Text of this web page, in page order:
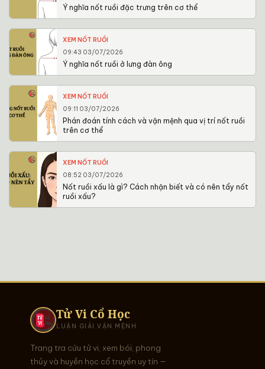
Ý nghĩa nốt ruồi đặc trưng trên cơ thể
XEM NỐT RUỒI
09:43 03/07/2026
Ý nghĩa nốt ruồi ở lưng đàn ông
XEM NỐT RUỒI
09:11 03/07/2026
Phán đoán tính cách và vận mệnh qua vị trí nốt ruồi
trên cơ thể
XEM NỐT RUỒI
08:52 03/07/2026
Nốt ruồi xấu là gì? Cách nhận biết và có nên tẩy nốt
ruồi xấu?
Tử Vi Cổ Học
LUẬN GIẢI VẬN MỆNH
Trang tra cứu tử vi, xem bói, phong
thủy và huyền học cổ truyền uy tín —